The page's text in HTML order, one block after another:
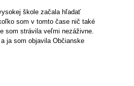
škole začala hľadať
som v tomto čase nič také
som strávila veľmi nezáživne.
ja som objavila Občianske